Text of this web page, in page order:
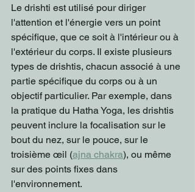
Le drishti est utilisé pour diriger
l'attention et l'énergie vers un point
spécifique, que ce soit à l'intérieur ou à
l'extérieur du corps. Il existe plusieurs
types de drishtis, chacun associé à une
partie spécifique du corps ou à un
objectif particulier. Par exemple, dans
la pratique du Hatha Yoga, les drishtis
peuvent inclure la focalisation sur le
bout du nez, sur le pouce, sur le
troisième œil (ajna chakra), ou même
sur des points fixes dans
l'environnement.